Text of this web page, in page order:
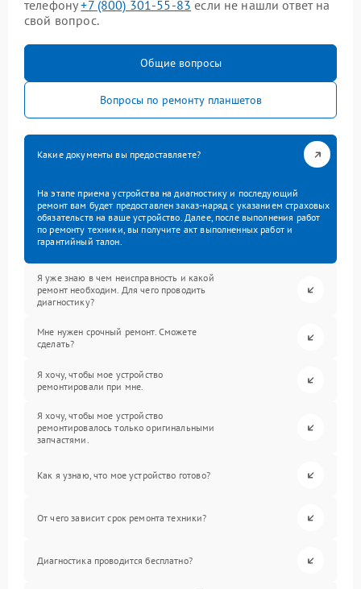
телефону+7 (800) 301-55-83 если не нашли ответ на
свой вопрос.
Общие вопросы
Вопросы по ремонту планшетов
Какие документы вы предоставляете?
На этапе приема устройства на диагностику и последующий
ремонт вам будет предоставлен заказ-наряд с указанием страховых
обязательств на ваше устройство. Далее, после выполнения работ
по ремонту техники, вы получите акт выполненных работ и
гарантийный талон.
Я уже знаю в чем неисправность и какой
ремонт необходим. Для чего проводить
диагностику?
Мне нужен срочный ремонт. Сможете
сделать?
Я хочу, чтобы мое устройство
ремонтировали при мне.
Я хочу, чтобы мое устройство
ремонтировалось только оригинальными
запчастями.
Как я узнаю, что мое устройство готово?
От чего зависит срок ремонта техники?
Диагностика проводится бесплатно?